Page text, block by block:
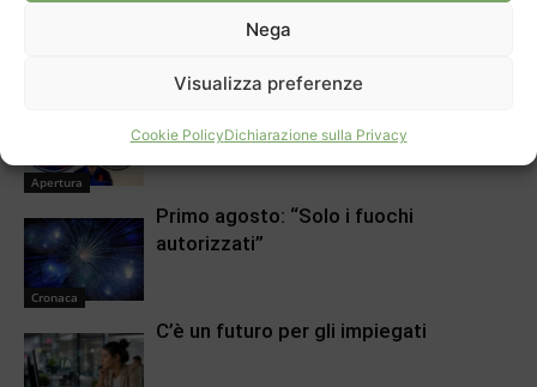
Nega
Visualizza preferenze
Cookie PolicyDichiarazione sulla Privacy
Apertura
Chiasso, la polizia ha una nuova guida
Cronaca
Primo agosto: “Solo i fuochi
autorizzati”
C’è un futuro per gli impiegati